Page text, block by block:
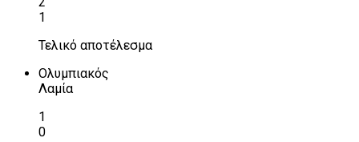
1
Τελικό αποτέλεσμα
Ολυμπιακός
Λαμία
1
0